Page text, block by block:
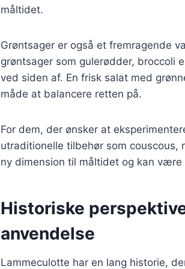
måltidet.
Grøntsager er også et fremragende
grøntsager som gulerødder, broccoli
ved siden af. En frisk salat med
måde at balancere retten på.
For dem, der ønsker at
utraditionelle tilbehør som
ny dimension til måltidet og kan
Historiske
anvendelse
Lammeculotte har en lang historie,